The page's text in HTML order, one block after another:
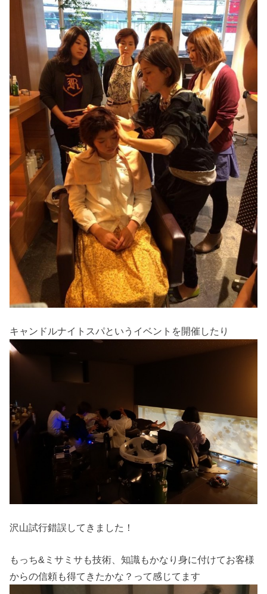
キャンドルナイトスパというイベントを開催したり
沢山試行錯誤してきました！
もっち&ミサミサも技術、知識もかなり身に付けてお客様
からの信頼も得てきたかな？って感じてます